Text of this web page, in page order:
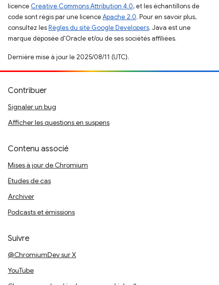
licence Creative Commons Attribution 4.0, et les échantillons de
code sont régis par une licenceApache 2.0. Pour en savoir plus,
consultez lesRègles du site Google Developers. Java est une
marque déposée d'Oracle et/ou de ses sociétés affiliées.
Dernière mise à jour le 2025/08/11 (UTC).
Contribuer
Signaler un bug
Afficher les questions en suspens
Contenu associé
Mises à jour de Chromium
Études de cas
Archiver
Podcasts et émissions
Suivre
@ChromiumDev sur X
YouTube